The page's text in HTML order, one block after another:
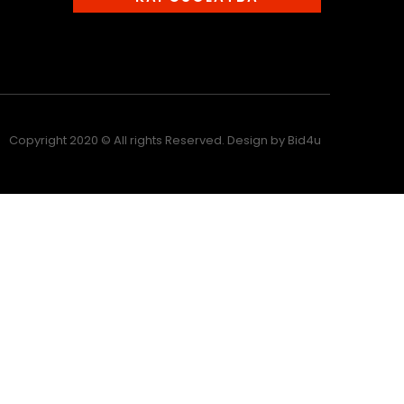
Copyright 2020 © All rights Reserved. Design by Bid4u